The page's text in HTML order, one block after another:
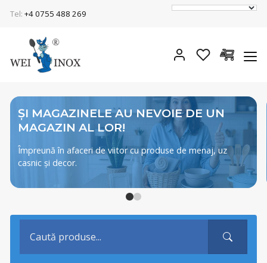
Tel: +4 0755 488 269
ȘI MAGAZINELE AU NEVOIE DE UN
MAGAZIN AL LOR!
Împreună în afaceri de viitor cu produse de menaj, uz
casnic și decor.